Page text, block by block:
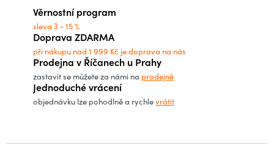
Věrnostní program
sleva 3 - 15 %
Doprava ZDARMA
při nákupu nad 1 999 Kč je doprava na nás
Prodejna v Říčanech u Prahy
zastavit se můžete za námi na prodejně
Jednoduché vrácení
objednávku lze pohodlně a rychlevrátit